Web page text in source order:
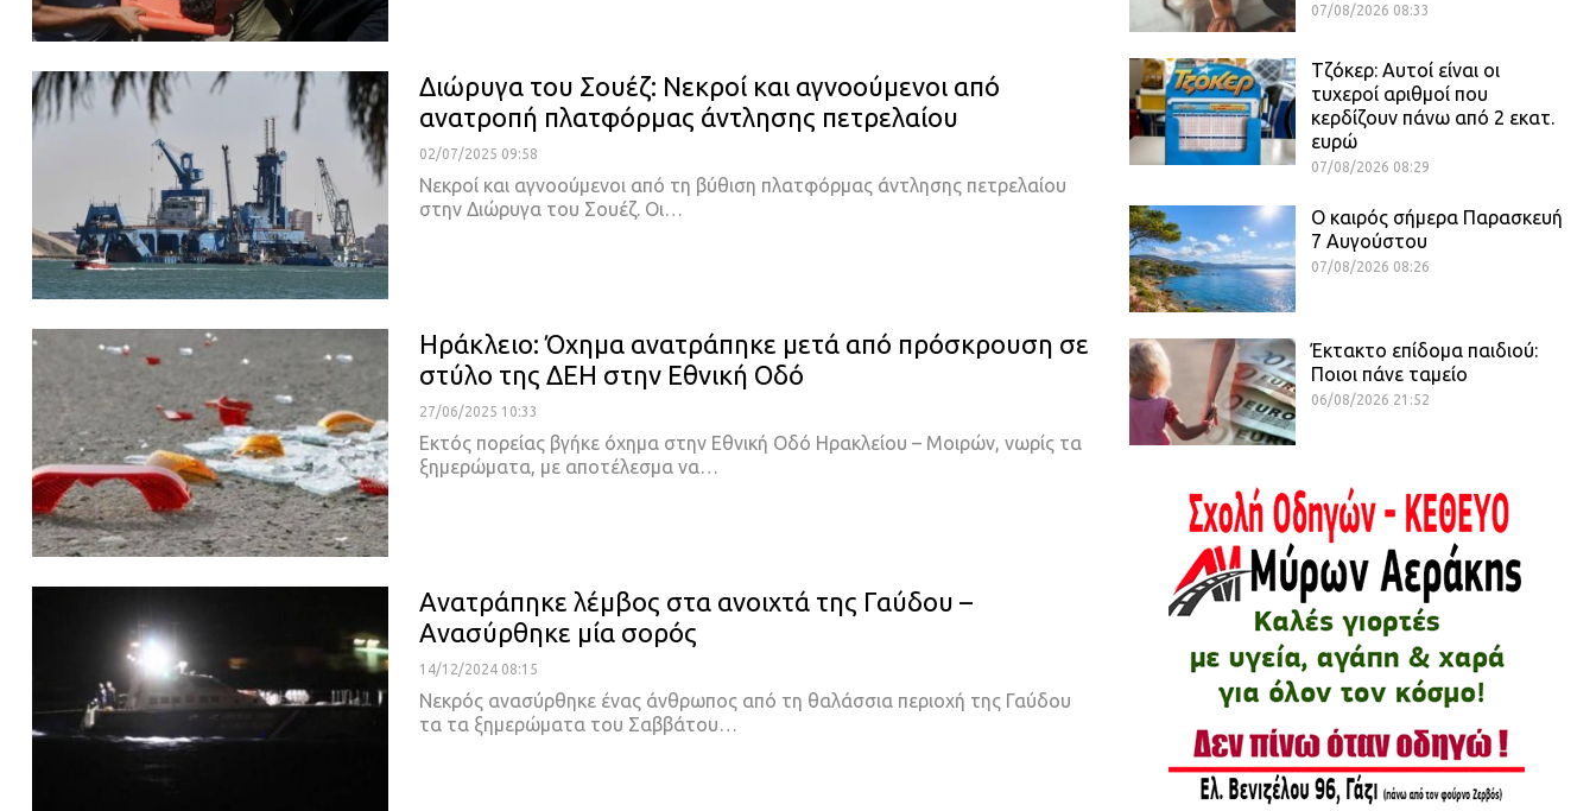
Διώρυγα του Σουέζ: Νεκροί και αγνοούμενοι από
ανατροπή πλατφόρμας άντλησης πετρελαίου
02/07/2025 09:58
Νεκροί και αγνοούμενοι από τη βύθιση πλατφόρμας άντλησης πετρελαίου
στην Διώρυγα του Σουέζ. Οι…
Ηράκλειο: Όχημα ανατράπηκε μετά από πρόσκρουση σε
στύλο της ΔΕΗ στην Εθνική Οδό
27/06/2025 10:33
Εκτός πορείας βγήκε όχημα στην Εθνική Οδό Ηρακλείου – Μοιρών, νωρίς τα
ξημερώματα, με αποτέλεσμα να…
Ανατράπηκε λέμβος στα ανοιχτά της Γαύδου –
Ανασύρθηκε μία σορός
14/12/2024 08:15
Νεκρός ανασύρθηκε ένας άνθρωπος από τη θαλάσσια περιοχή της Γαύδου
τα τα ξημερώματα του Σαββάτου…
07/08/2026 08:33
Τζόκερ: Αυτοί είναι οι
τυχεροί αριθμοί που
κερδίζουν πάνω από 2 εκατ.
ευρώ
07/08/2026 08:29
Ο καιρός σήμερα Παρασκευή
7 Αυγούστου
07/08/2026 08:26
Έκτακτο επίδομα παιδιού:
Ποιοι πάνε ταμείο
06/08/2026 21:52